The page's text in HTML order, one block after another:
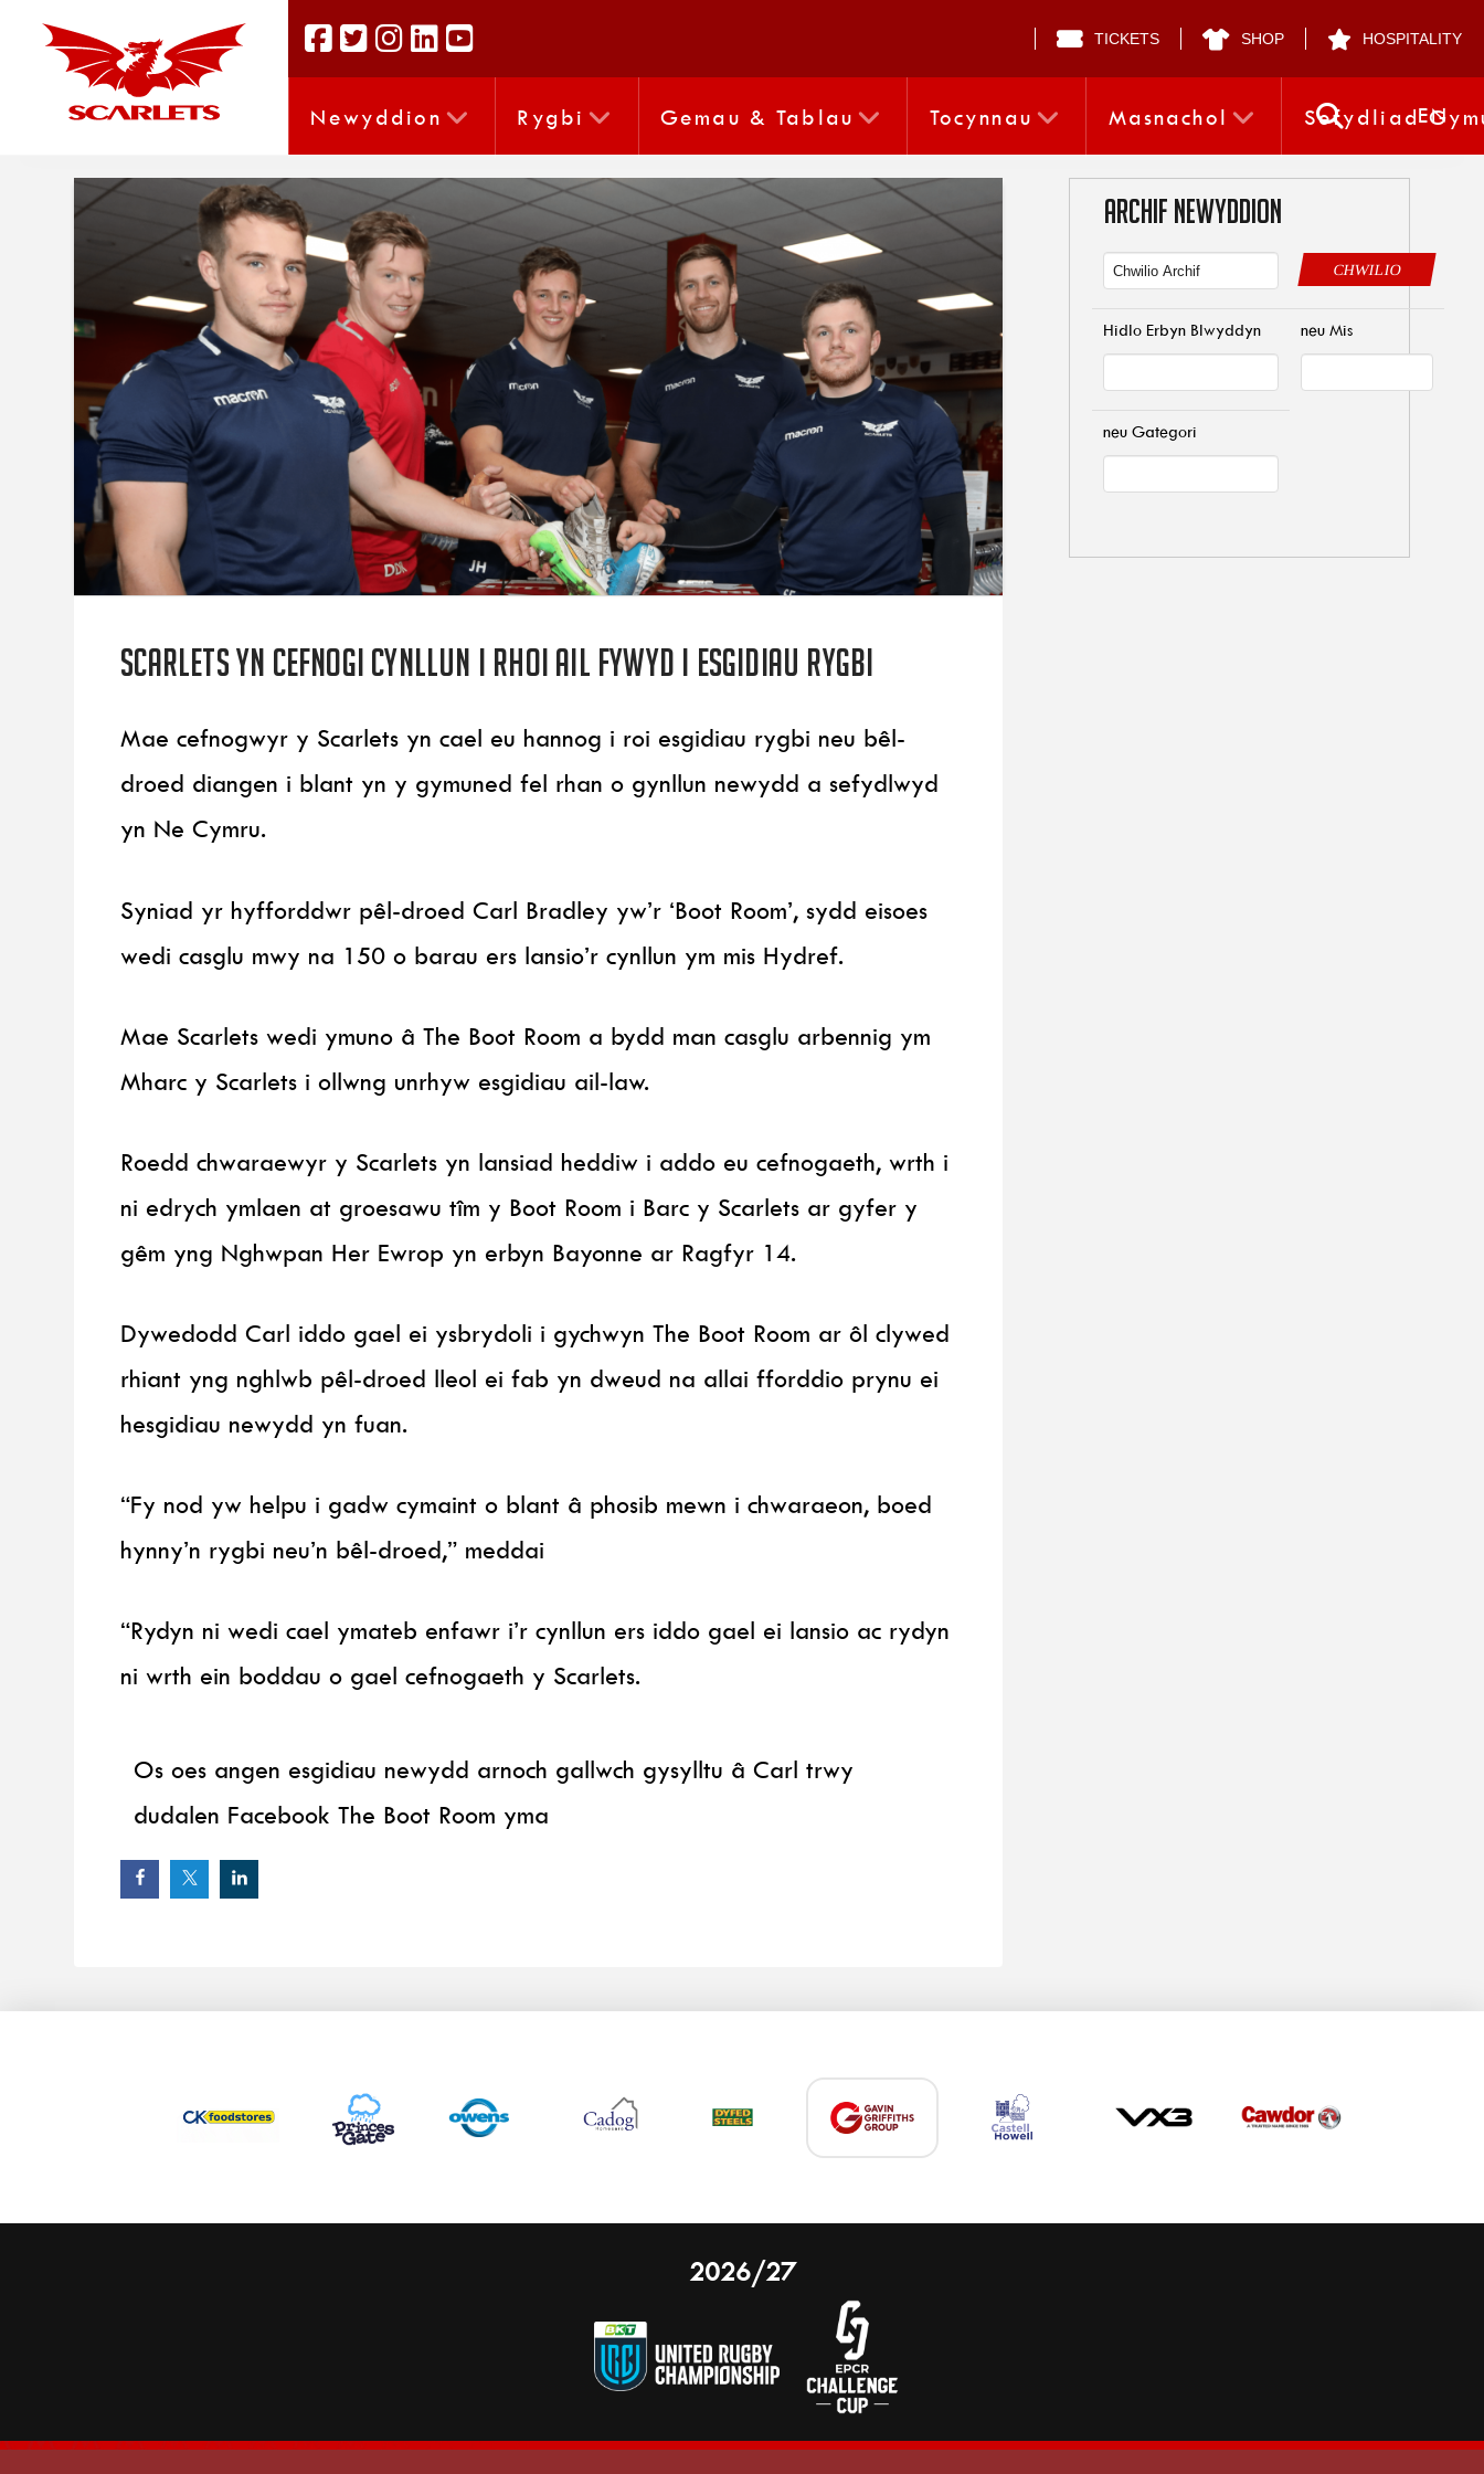
TICKETS SHOP HOSPITALITY
Newyddion Rygbi Gemau & Tablau Tocynnau Masnachol SefydliadEN
Scarlets yn cefnogi cynllun i rhoi ail fywyd i esgidiau rygbi
Mae cefnogwyr y Scarlets yn cael eu hannog i roi esgidiau rygbi neu bêl-
droed diangen i blant yn y gymuned fel rhan o gynllun newydd a sefydlwyd
yn Ne Cymru.
Syniad yr hyfforddwr pêl-droed Carl Bradley yw’r ‘Boot Room’, sydd eisoes
wedi casglu mwy na 150 o barau ers lansio’r cynllun ym mis Hydref.
Mae Scarlets wedi ymuno â The Boot Room a bydd man casglu arbennig ym
Mharc y Scarlets i ollwng unrhyw esgidiau ail-law.
Roedd chwaraewyr y Scarlets yn lansiad heddiw i addo eu cefnogaeth, wrth i
ni edrych ymlaen at groesawu tîm y Boot Room i Barc y Scarlets ar gyfer y
gêm yng Nghwpan Her Ewrop yn erbyn Bayonne ar Ragfyr 14.
Dywedodd Carl iddo gael ei ysbrydoli i gychwyn The Boot Room ar ôl clywed
rhiant yng nghlwb pêl-droed lleol ei fab yn dweud na allai fforddio prynu ei
hesgidiau newydd yn fuan.
“Fy nod yw helpu i gadw cymaint o blant â phosib mewn i chwaraeon, boed
hynny’n rygbi neu’n bêl-droed,” meddai
“Rydyn ni wedi cael ymateb enfawr i’r cynllun ers iddo gael ei lansio ac rydyn
ni wrth ein boddau o gael cefnogaeth y Scarlets.
Os oes angen esgidiau newydd arnoch gallwch gysylltu â Carl trwy
dudalen Facebook The Boot Room yma
ARCHIF NEWYDDION
CHWILIO
Hidlo Erbyn Blwyddyn neu Mis
neu Gategori
2026/27